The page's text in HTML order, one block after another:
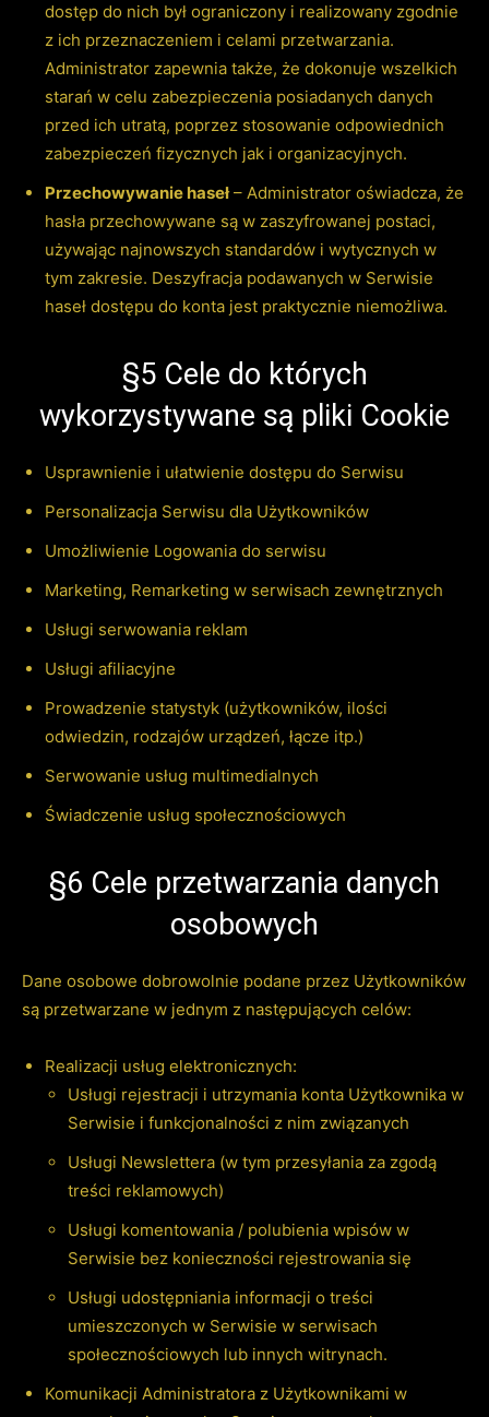
dostęp do nich był ograniczony i realizowany zgodnie
z ich przeznaczeniem i celami przetwarzania.
Administrator zapewnia także, że dokonuje wszelkich
starań w celu zabezpieczenia posiadanych danych
przed ich utratą, poprzez stosowanie odpowiednich
zabezpieczeń fizycznych jak i organizacyjnych.
Przechowywanie haseł– Administrator oświadcza, że
hasła przechowywane są w zaszyfrowanej postaci,
używając najnowszych standardów i wytycznych w
tym zakresie. Deszyfracja podawanych w Serwisie
haseł dostępu do konta jest praktycznie niemożliwa.
§5 Cele do których
wykorzystywane są pliki Cookie
Usprawnienie i ułatwienie dostępu do Serwisu
Personalizacja Serwisu dla Użytkowników
Umożliwienie Logowania do serwisu
Marketing, Remarketing w serwisach zewnętrznych
Usługi serwowania reklam
Usługi afiliacyjne
Prowadzenie statystyk (użytkowników, ilości
odwiedzin, rodzajów urządzeń, łącze itp.)
Serwowanie usług multimedialnych
Świadczenie usług społecznościowych
§6 Cele przetwarzania danych
osobowych
Dane osobowe dobrowolnie podane przez Użytkowników
są przetwarzane w jednym z następujących celów:
Realizacji usług elektronicznych:
Usługi rejestracji i utrzymania konta Użytkownika w
Serwisie i funkcjonalności z nim związanych
Usługi Newslettera (w tym przesyłania za zgodą
treści reklamowych)
Usługi komentowania / polubienia wpisów w
Serwisie bez konieczności rejestrowania się
Usługi udostępniania informacji o treści
umieszczonych w Serwisie w serwisach
społecznościowych lub innych witrynach.
Komunikacji Administratora z Użytkownikami w